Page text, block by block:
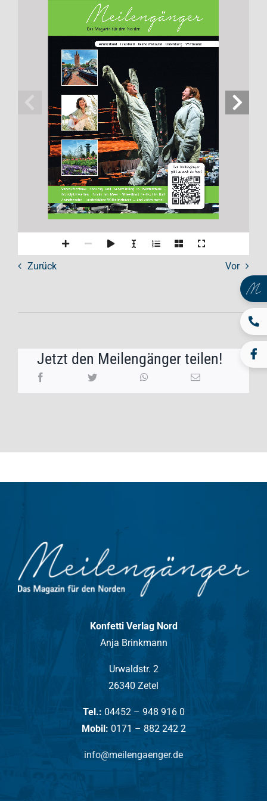
Den Meilengänger
gibt es auch als App!
Verkaufsoffener  Sonntag  und  Autofrühling  in  Westerstede  ∙
Marktplatzseiten ∙ Bricks am Meer ∙ Streetfood Festival in Bad
Zwischenahn ∙ Landesbühne Wilhelmshaven ... und vieles mehr!
Das Magazin für den Norden
Ammerland ∙ Friesland ∙ Wilhelmshaven ∙ Oldenburg ∙ Wittmund
Zurück Vor
Jetzt den Meilengänger teilen!
Konfetti Verlag Nord
Anja Brinkmann
Urwaldstr. 2
26340 Zetel
Tel.: 04452 – 948 916 0
Mobil: 0171 – 882 242 2
info@meilengaenger.de